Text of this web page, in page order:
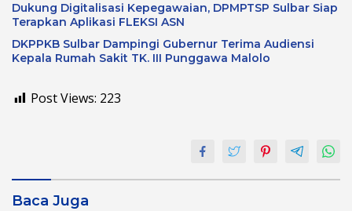
Dukung Digitalisasi Kepegawaian, DPMPTSP Sulbar Siap
Terapkan Aplikasi FLEKSI ASN
DKPPKB Sulbar Dampingi Gubernur Terima Audiensi
Kepala Rumah Sakit TK. III Punggawa Malolo
Post Views: 223
Baca Juga